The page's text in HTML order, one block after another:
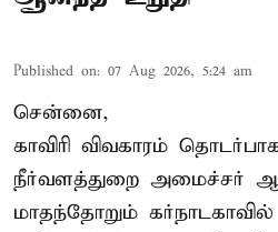
Published on: 07 Aug 2026, 5:24 am
சென்னை,
காவிரி விவகாரம்
நீர்வளத்துறை அமைச்சர்
மாதந்தோறும் கர்நாடகாவில்